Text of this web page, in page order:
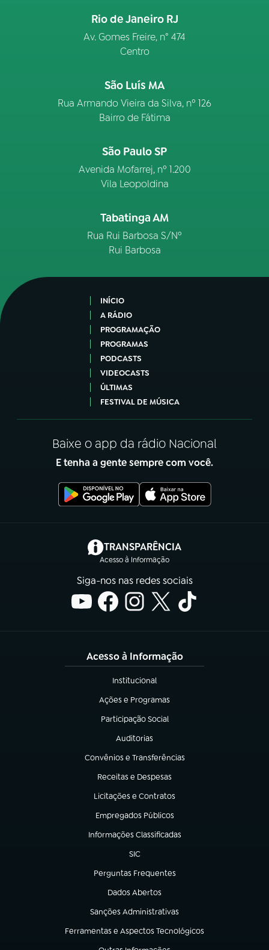
Rio de Janeiro RJ
Av. Gomes Freire, n° 474
Centro
São Luís MA
Rua Armando Vieira da Silva, nº 126
Bairro de Fátima
São Paulo SP
Avenida Mofarrej, nº 1.200
Vila Leopoldina
Tabatinga AM
Rua Rui Barbosa S/Nº
Rui Barbosa
INÍCIO
A RÁDIO
PROGRAMAÇÃO
PROGRAMAS
PODCASTS
VIDEOCASTS
ÚLTIMAS
FESTIVAL DE MÚSICA
Baixe o app da rádio Nacional
E tenha a gente sempre com você.
TRANSPARÊNCIA
Acesso à Informação
(abre em nova aba)
Siga-nos nas redes sociais
Acesso à Informação
Institucional
(abre em nova aba)
Ações e Programas
(abre em nova aba)
Participação Social
(abre em nova aba)
Auditorias
(abre em nova aba)
Convênios e Transferências
(abre em nova aba)
Receitas e Despesas
(abre em nova aba)
Licitações e Contratos
(abre em nova aba)
Empregados Públicos
(abre em nova aba)
Informações Classificadas
(abre em nova aba)
SIC
(abre em nova aba)
Perguntas Frequentes
(abre em nova aba)
Dados Abertos
(abre em nova aba)
Sanções Administrativas
(abre em nova aba)
Ferramentas e Aspectos Tecnológicos
(abre em nova aba)